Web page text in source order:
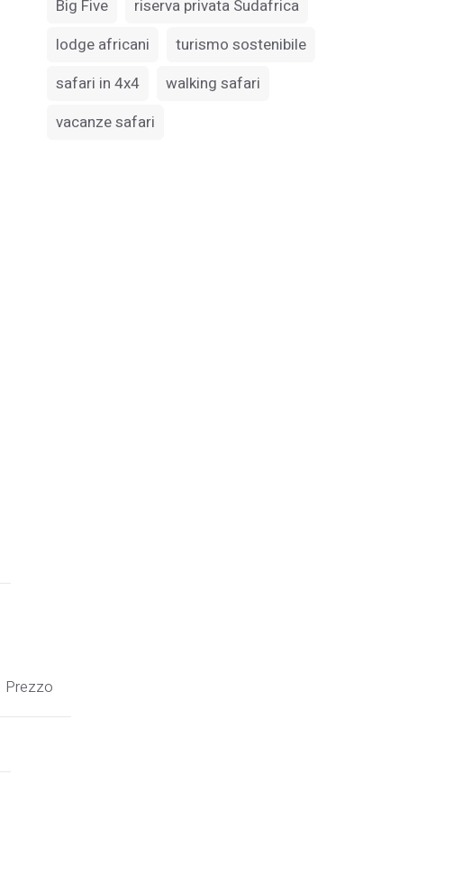
Prezzo
Big Five
riserva privata Sudafrica
lodge africani
turismo sostenibile
safari in 4x4
walking safari
vacanze safari